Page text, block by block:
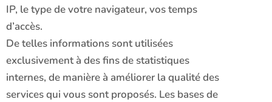
IP, le type de votre navigateur, vos temps
d’accès.
De telles informations sont utilisées
exclusivement à des fins de statistiques
internes, de manière à améliorer la qualité des
services qui vous sont proposés. Les bases de